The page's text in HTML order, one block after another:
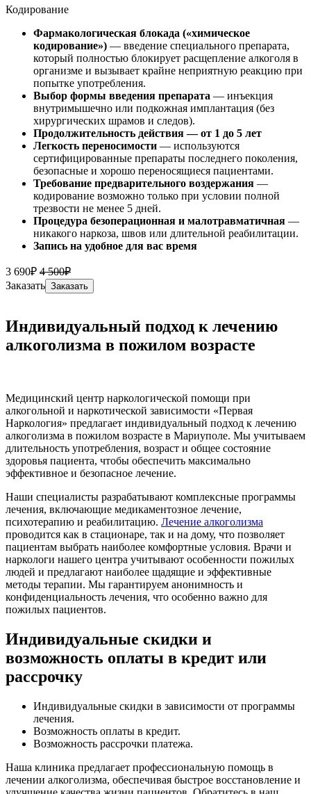
Кодирование
Фармакологическая блокада («химическое
кодирование») — введение специального препарата,
который полностью блокирует расщепление алкоголя в
организме и вызывает крайне неприятную реакцию при
попытке употребления.
Выбор формы введения препарата — инъекция
внутримышечно или подкожная имплантация (без
хирургических шрамов и следов).
Продолжительность действия — от 1 до 5 лет
Легкость переносимости — используются
сертифицированные препараты последнего поколения,
безопасные и хорошо переносящиеся пациентами.
Требование предварительного воздержания —
кодирование возможно только при условии полной
трезвости не менее 5 дней.
Процедура безоперационная и малотравматичная —
никакого наркоза, швов или длительной реабилитации.
Запись на удобное для вас время
3 690₽ 4 500₽
Заказать Заказать
Индивидуальный подход к лечению
алкоголизма в пожилом возрасте
Медицинский центр наркологической помощи при
алкогольной и наркотической зависимости «Первая
Наркология» предлагает индивидуальный подход к лечению
алкоголизма в пожилом возрасте в Мариуполе. Мы учитываем
длительность употребления, возраст и общее состояние
здоровья пациента, чтобы обеспечить максимально
эффективное и безопасное лечение.
Наши специалисты разрабатывают комплексные программы
лечения, включающие медикаментозное лечение,
психотерапию и реабилитацию. Лечение алкоголизма
проводится как в стационаре, так и на дому, что позволяет
пациентам выбрать наиболее комфортные условия. Врачи и
наркологи нашего центра учитывают особенности пожилых
людей и предлагают наиболее щадящие и эффективные
методы терапии. Мы гарантируем анонимность и
конфиденциальность лечения, что особенно важно для
пожилых пациентов.
Индивидуальные скидки и
возможность оплаты в кредит или
рассрочку
Индивидуальные скидки в зависимости от программы
лечения.
Возможность оплаты в кредит.
Возможность рассрочки платежа.
Наша клиника предлагает профессиональную помощь в
лечении алкоголизма, обеспечивая быстрое восстановление и